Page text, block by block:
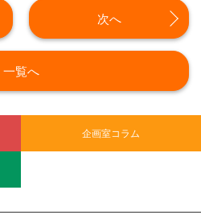
次へ
一覧へ
企画室コラム